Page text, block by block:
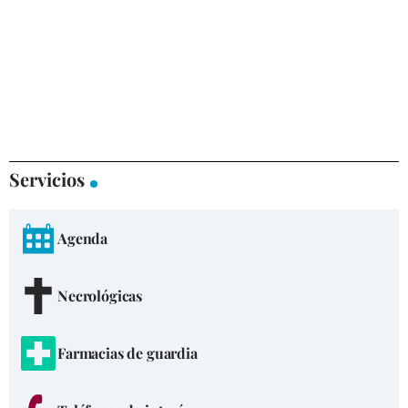
Servicios
Agenda
Necrológicas
Farmacias de guardia